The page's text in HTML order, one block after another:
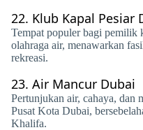
22. Klub Kapal Pesiar
Tempat populer bagi pemilik
olahraga air, menawarkan
rekreasi.
23. Air Mancur Dubai
Pertunjukan air, cahaya, dan
Pusat Kota Dubai,
Khalifa.